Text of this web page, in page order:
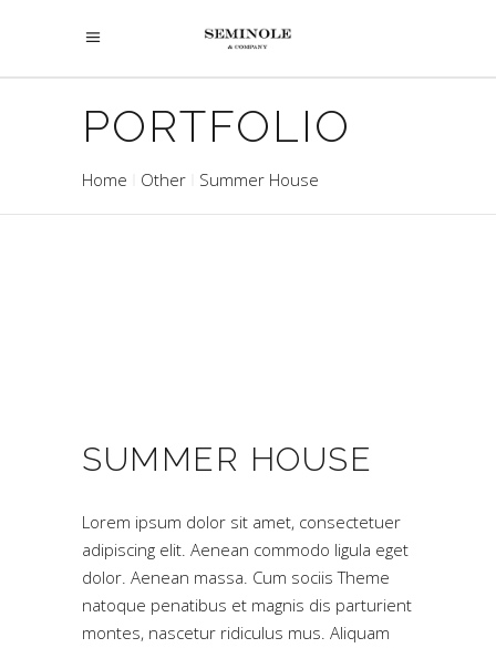
PORTFOLIO
Home Other Summer House
SUMMER HOUSE
Lorem ipsum dolor sit amet, consectetuer
adipiscing elit. Aenean commodo ligula eget
dolor. Aenean massa. Cum sociis Theme
natoque penatibus et magnis dis parturient
montes, nascetur ridiculus mus. Aliquam